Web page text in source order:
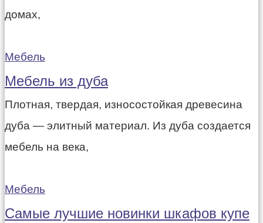
домах,
Мебель
Мебель из дуба
Плотная, твердая, износостойкая древесина
дуба — элитный материал. Из дуба создается
мебель на века,
Мебель
Самые лучшие новинки шкафов купе